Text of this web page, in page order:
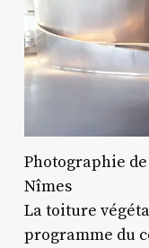
Photographie
Nîmes
La toiture
programme du